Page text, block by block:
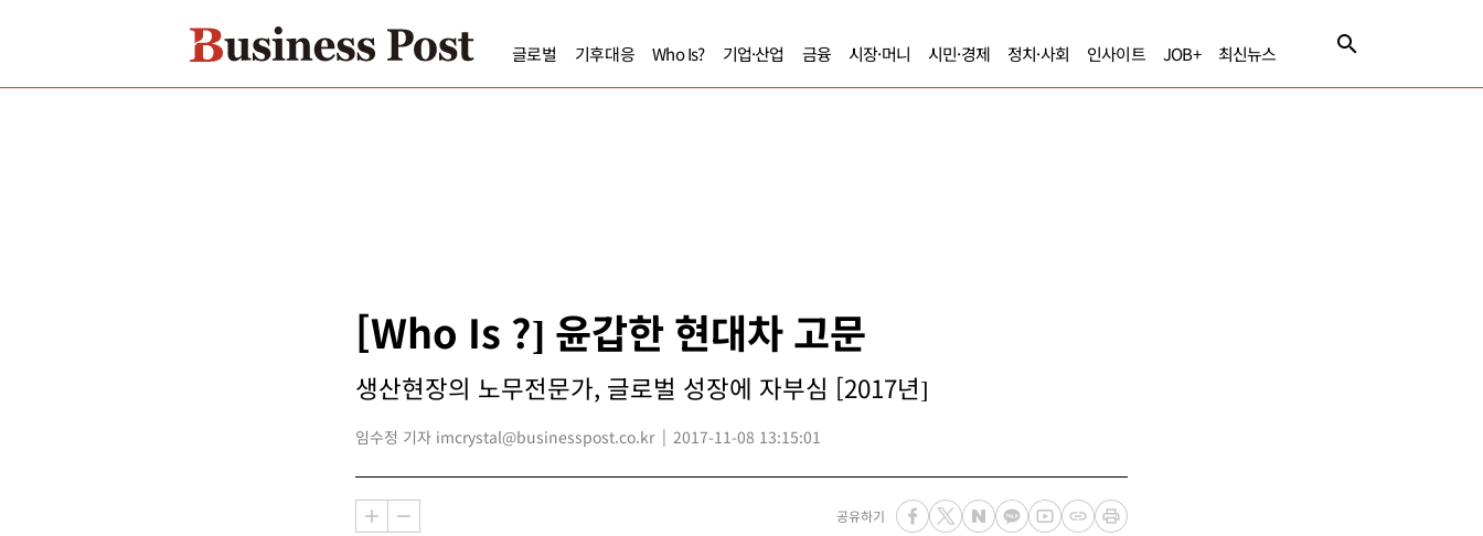
글로벌 기후대응 Who Is? 기업·산업 금융 시장·머니 시민·경제 정치·사회 인사이트 JOB+ 최신뉴스
[Who Is ?] 윤갑한 현대차 고문
생산현장의 노무전문가, 글로벌 성장에 자부심 [2017년]
임수정 기자 imcrystal@businesspost.co.kr 2017-11-08 13:15:01
공유하기